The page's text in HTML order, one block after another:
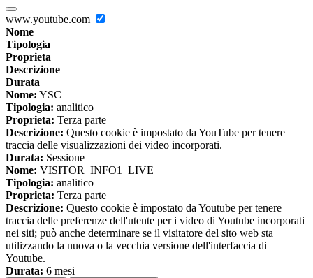
www.youtube.com
Nome
Tipologia
Proprieta
Descrizione
Durata
Nome: YSC
Tipologia: analitico
Proprieta: Terza parte
Descrizione: Questo cookie è impostato da YouTube per tenere
traccia delle visualizzazioni dei video incorporati.
Durata: Sessione
Nome: VISITOR_INFO1_LIVE
Tipologia: analitico
Proprieta: Terza parte
Descrizione: Questo cookie è impostato da Youtube per tenere
traccia delle preferenze dell'utente per i video di Youtube incorporati
nei siti; può anche determinare se il visitatore del sito web sta
utilizzando la nuova o la vecchia versione dell'interfaccia di
Youtube.
Durata: 6 mesi